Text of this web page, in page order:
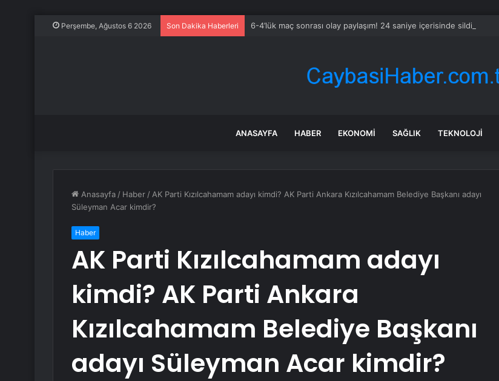
Perşembe, Ağustos 6 2026 Son Dakika Haberleri 6-4’lük maç sonrası olay paylaşım! 24 saniye içerisinde sildi
ANASAYFA HABER EKONOMI SAĞLIK TEKNOLOJI
Anasayfa / Haber / AK Parti Kızılcahamam adayı kimdi? AK Parti Ankara Kızılcahamam Belediye Başkanı adayı
Süleyman Acar kimdir?
Haber
AK Parti Kızılcahamam adayı
kimdi? AK Parti Ankara
Kızılcahamam Belediye Başkanı
adayı Süleyman Acar kimdir?